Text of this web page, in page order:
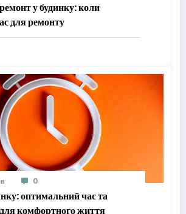
у будинку: коли
для ремонту
0
оптимальний час та
для комфортного життя